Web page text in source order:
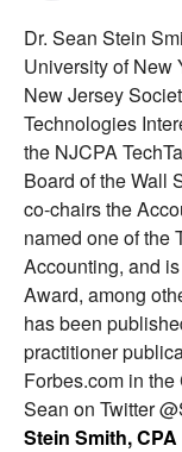
Dr. Sean Stein
University of New
New Jersey
Technologies
the NJCPA
Board of the Wall
co-chairs the
named one of the
Accounting, and
Award, among
has been
practitioner
Forbes.com in
Sean on Twitter
Stein Smith, CPA